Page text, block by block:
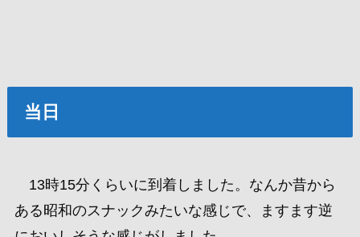
当日
13時15分くらいに到着しました。なんか昔から
ある昭和のスナックみたいな感じで、ますます逆